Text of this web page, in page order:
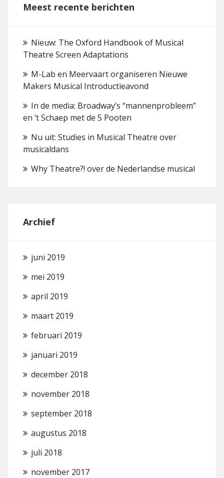
Meest recente berichten
Nieuw: The Oxford Handbook of Musical
Theatre Screen Adaptations
M-Lab en Meervaart organiseren Nieuwe
Makers Musical Introductieavond
In de media: Broadway’s “mannenprobleem”
en ’t Schaep met de 5 Pooten
Nu uit: Studies in Musical Theatre over
musicaldans
Why Theatre?! over de Nederlandse musical
Archief
juni 2019
mei 2019
april 2019
maart 2019
februari 2019
januari 2019
december 2018
november 2018
september 2018
augustus 2018
juli 2018
november 2017